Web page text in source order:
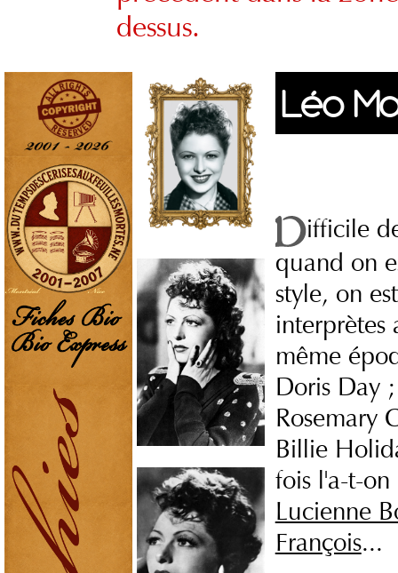
dessus.
Léo
ifficile
quand on
style, on
interprètes
même
Doris Day
Rosemary
Billie
fois l'a-t-
Lucienne
François...